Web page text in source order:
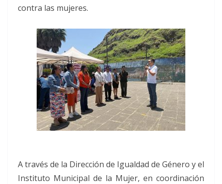
contra las mujeres.
A través de la Dirección de Igualdad de Género y el
Instituto Municipal de la Mujer, en coordinación